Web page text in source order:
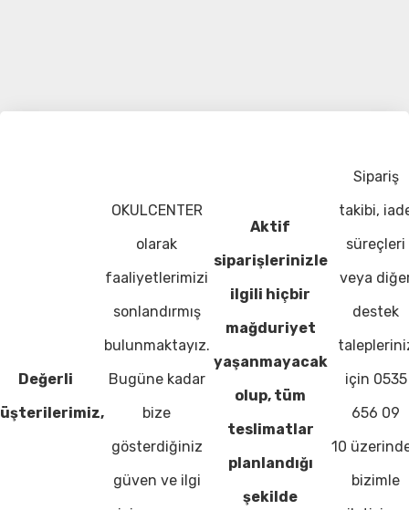
Değerli
OKULCENTER
olarak
faaliyetlerimizi
sonlandırmış
bulunmaktayız.
Bugüne kadar
bize
gösterdiğiniz
güven ve ilgi
Aktif
siparişlerinizle
ilgili hiçbir
mağduriyet
yaşanmayacak
olup, tüm
teslimatlar
planlandığı
şekilde
Sipariş
takibi,
süreçleri
veya
destek
için 0535
656 09
10
bizimle